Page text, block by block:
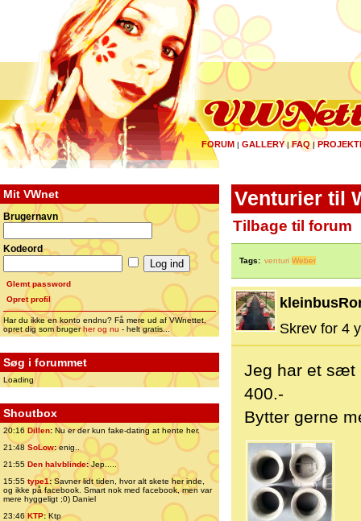
FORUM | GALLERY|FAQ |
Mit VWnet
Brugernavn
Kodeord
Glemt password
Opret profil
Har du ikke en konto endnu? Få mere ud af VWnettet,
opret dig som brugerher og nu - helt gratis...
Søg i forummet
Loading
Shoutbox
20:16 Dillen: Nu er der kun fake-dating at hente her.
21:48 SoLow:enig..
21:55 Den halvblinde:Jep.....
15:55 type1:Savner lidt tiden, hvor alt skete her inde,
og ikke på facebook. Smart nok med facebook, men var
mere hyggeligt ;0) Daniel
23:46 KTP:Ktp
Venturier til
Tilbage til forum
Tags: venturi Weber
Skrev for 4
Jeg har et sæt
400.-
Bytter gerne